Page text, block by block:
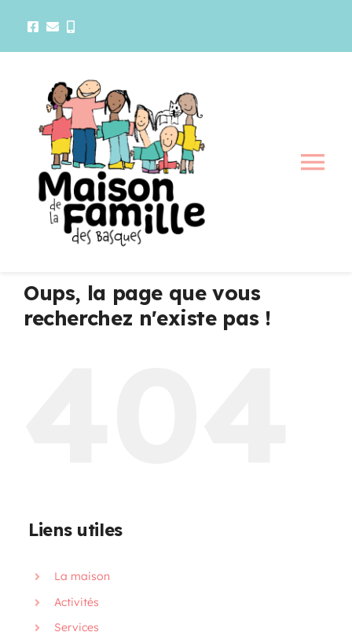
La maison
Services
OFFRES D’EMPLOI
Oups, la page que vous
recherchez n'existe pas !
Liens utiles
La maison
Activités
Services